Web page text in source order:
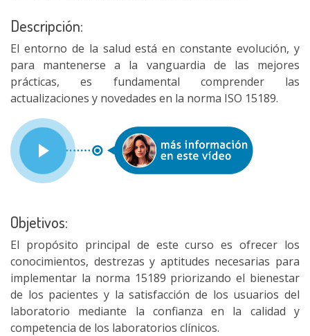
Descripción:
El entorno de la salud está en constante evolución, y
para mantenerse a la vanguardia de las mejores
prácticas, es fundamental comprender las
actualizaciones y novedades en la norma ISO 15189.
Objetivos:
El propósito principal de este curso es ofrecer los
conocimientos, destrezas y aptitudes necesarias para
implementar la norma 15189 priorizando el bienestar
de los pacientes y la satisfacción de los usuarios del
laboratorio mediante la confianza en la calidad y
competencia de los laboratorios clínicos.